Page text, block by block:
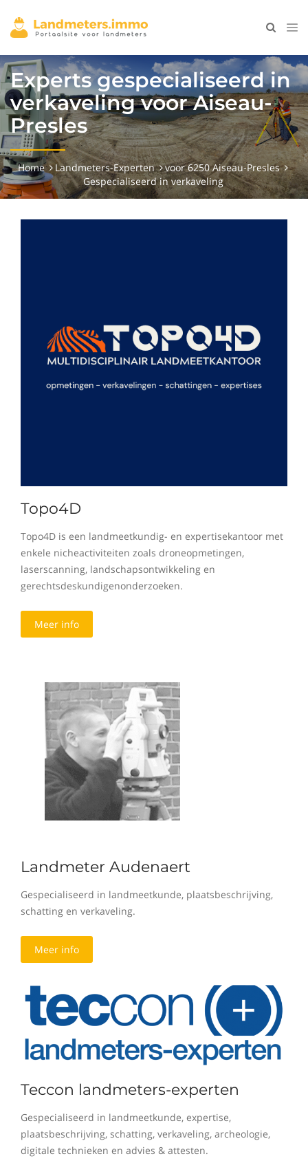
Experts gespecialiseerd in
verkaveling voor Aiseau-
Presles
Home Landmeters-Experten
voor 6250 Aiseau-Presles
Gespecialiseerd in verkaveling
Topo4D
Topo4D is een landmeetkundig- en expertisekantoor met
enkele nicheactiviteiten zoals droneopmetingen,
laserscanning, landschapsontwikkeling en
gerechtsdeskundigenonderzoeken.
Meer info
Landmeter Audenaert
Gespecialiseerd in landmeetkunde, plaatsbeschrijving,
schatting en verkaveling.
Meer info
Teccon landmeters-experten
Gespecialiseerd in landmeetkunde, expertise,
plaatsbeschrijving, schatting, verkaveling, archeologie,
digitale technieken en advies & attesten.